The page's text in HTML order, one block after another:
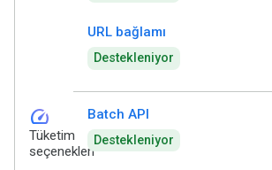
URL bağlamı
Destekleniyor
speed
Tüketim
seçenekleri
Batch API
Destekleniyor